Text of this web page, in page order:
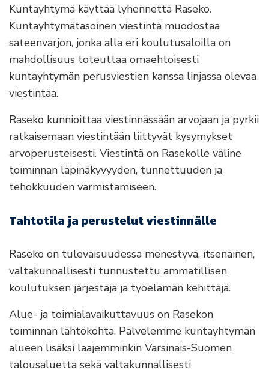
Kuntayhtymä käyttää lyhennettä Raseko.
Kuntayhtymätasoinen viestintä muodostaa
sateenvarjon, jonka alla eri koulutusaloilla on
mahdollisuus toteuttaa omaehtoisesti
kuntayhtymän perusviestien kanssa linjassa olevaa
viestintää.
Raseko kunnioittaa viestinnässään arvojaan ja pyrkii
ratkaisemaan viestintään liittyvät kysymykset
arvoperusteisesti. Viestintä on Rasekolle väline
toiminnan läpinäkyvyyden, tunnettuuden ja
tehokkuuden varmistamiseen.
Tahtotila ja perustelut viestinnälle
Raseko on tulevaisuudessa menestyvä, itsenäinen,
valtakunnallisesti tunnustettu ammatillisen
koulutuksen järjestäjä ja työelämän kehittäjä.
Alue- ja toimialavaikuttavuus on Rasekon
toiminnan lähtökohta. Palvelemme kuntayhtymän
alueen lisäksi laajemminkin Varsinais-Suomen
talousaluetta sekä valtakunnallisesti